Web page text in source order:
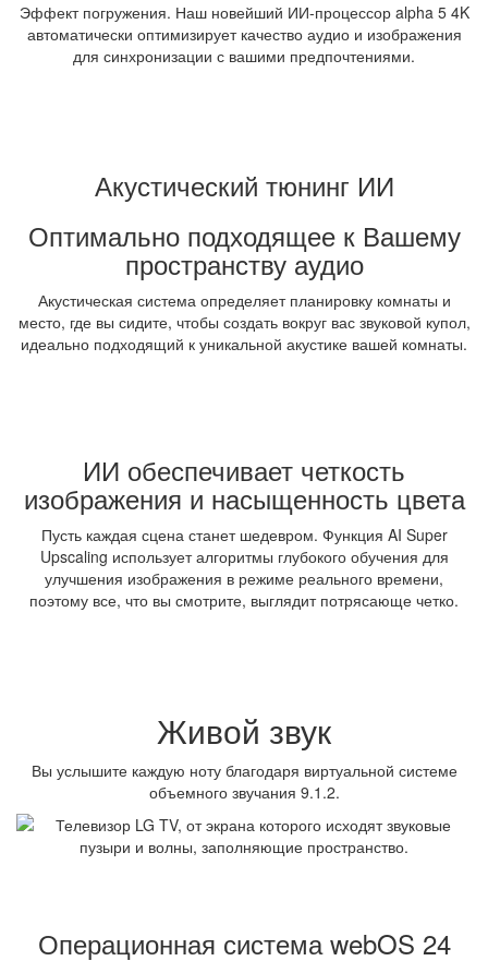
Эффект погружения. Наш новейший ИИ-процессор alpha 5 4K
автоматически оптимизирует качество аудио и изображения
для синхронизации с вашими предпочтениями.
Акустический тюнинг ИИ
Оптимально подходящее к Вашему
пространству аудио
Акустическая система определяет планировку комнаты и
место, где вы сидите, чтобы создать вокруг вас звуковой купол,
идеально подходящий к уникальной акустике вашей комнаты.
ИИ обеспечивает четкость
изображения и насыщенность цвета
Пусть каждая сцена станет шедевром. Функция AI Super
Upscaling использует алгоритмы глубокого обучения для
улучшения изображения в режиме реального времени,
поэтому все, что вы смотрите, выглядит потрясающе четко.
Живой звук
Вы услышите каждую ноту благодаря виртуальной системе
объемного звучания 9.1.2.
Операционная система webOS 24